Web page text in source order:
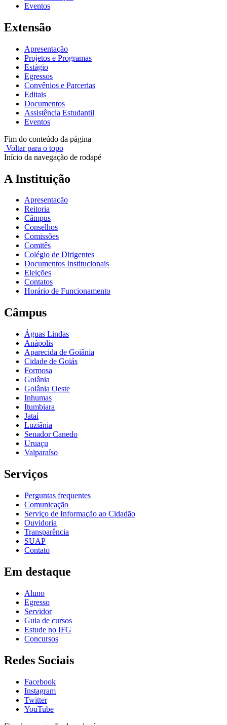
Eventos
Extensão
Apresentação
Projetos e Programas
Estágio
Egressos
Convênios e Parcerias
Editais
Documentos
Assistência Estudantil
Eventos
Fim do conteúdo da página
Voltar para o topo
Início da navegação de rodapé
A Instituição
Apresentação
Reitoria
Câmpus
Conselhos
Comissões
Comitês
Colégio de Dirigentes
Documentos Institucionais
Eleições
Contatos
Horário de Funcionamento
Câmpus
Águas Lindas
Anápolis
Aparecida de Goiânia
Cidade de Goiás
Formosa
Goiânia
Goiânia Oeste
Inhumas
Itumbiara
Jataí
Luziânia
Senador Canedo
Uruaçu
Valparaíso
Serviços
Perguntas frequentes
Comunicação
Serviço de Informação ao Cidadão
Ouvidoria
Transparência
SUAP
Contato
Em destaque
Aluno
Egresso
Servidor
Guia de cursos
Estude no IFG
Concursos
Redes Sociais
Facebook
Instagram
Twitter
YouTube